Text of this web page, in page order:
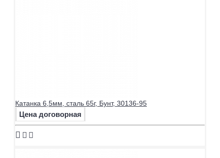
Катанка 6,5мм, сталь 65г, Бунт, 30136-95
Цена договорная